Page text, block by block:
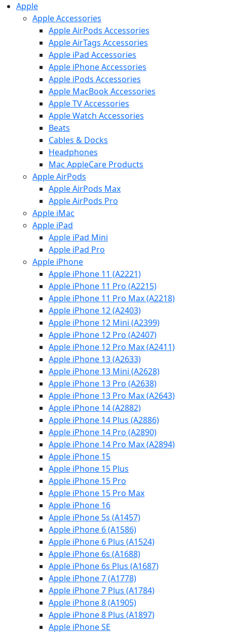
Apple
Apple Accessories
Apple AirPods Accessories
Apple AirTags Accessories
Apple iPad Accessories
Apple iPhone Accessories
Apple iPods Accessories
Apple MacBook Accessories
Apple TV Accessories
Apple Watch Accessories
Beats
Cables & Docks
Headphones
Mac AppleCare Products
Apple AirPods
Apple AirPods Max
Apple AirPods Pro
Apple iMac
Apple iPad
Apple iPad Mini
Apple iPad Pro
Apple iPhone
Apple iPhone 11 (A2221)
Apple iPhone 11 Pro (A2215)
Apple iPhone 11 Pro Max (A2218)
Apple iPhone 12 (A2403)
Apple iPhone 12 Mini (A2399)
Apple iPhone 12 Pro (A2407)
Apple iPhone 12 Pro Max (A2411)
Apple iPhone 13 (A2633)
Apple iPhone 13 Mini (A2628)
Apple iPhone 13 Pro (A2638)
Apple iPhone 13 Pro Max (A2643)
Apple iPhone 14 (A2882)
Apple iPhone 14 Plus (A2886)
Apple iPhone 14 Pro (A2890)
Apple iPhone 14 Pro Max (A2894)
Apple iPhone 15
Apple iPhone 15 Plus
Apple iPhone 15 Pro
Apple iPhone 15 Pro Max
Apple iPhone 16
Apple iPhone 5s (A1457)
Apple iPhone 6 (A1586)
Apple iPhone 6 Plus (A1524)
Apple iPhone 6s (A1688)
Apple iPhone 6s Plus (A1687)
Apple iPhone 7 (A1778)
Apple iPhone 7 Plus (A1784)
Apple iPhone 8 (A1905)
Apple iPhone 8 Plus (A1897)
Apple iPhone SE